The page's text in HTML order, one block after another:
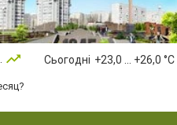
Сьогодні +23,0 ... +26,0 °С